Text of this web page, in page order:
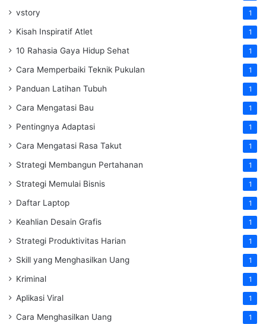
vstory 1
Kisah Inspiratif Atlet 1
10 Rahasia Gaya Hidup Sehat 1
Cara Memperbaiki Teknik Pukulan 1
Panduan Latihan Tubuh 1
Cara Mengatasi Bau 1
Pentingnya Adaptasi 1
Cara Mengatasi Rasa Takut 1
Strategi Membangun Pertahanan 1
Strategi Memulai Bisnis 1
Daftar Laptop 1
Keahlian Desain Grafis 1
Strategi Produktivitas Harian 1
Skill yang Menghasilkan Uang 1
Kriminal 1
Aplikasi Viral 1
Cara Menghasilkan Uang 1